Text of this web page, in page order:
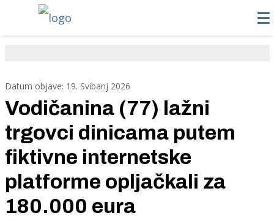
Datum objave: 19. Svibanj 2026
Vodičanina (77) lažni
trgovci dinicama putem
fiktivne internetske
platforme opljačkali za
180.000 eura